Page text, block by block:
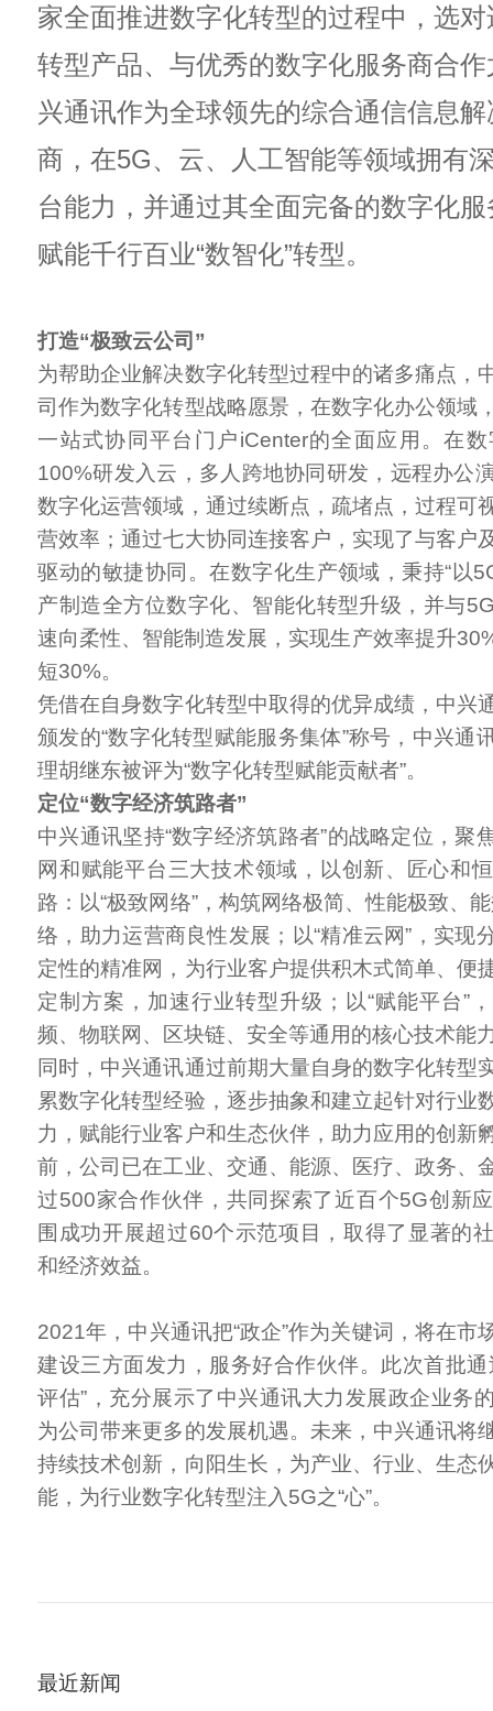
家全面推进数字化转型的过程中，选
转型产品、与优秀的数字化服务商合
兴通讯作为全球领先的综合通信信息
商，在5G、云、人工智能等领域拥有
台能力，并通过其全面完备的数字化
赋能千行百业“数智化”转型。
打造“极致云公司”
为帮助企业解决数字化转型过程中的诸多痛点，
司作为数字化转型战略愿景，在数字化办公领域
一站式协同平台门户iCenter的全面应用。在
100%研发入云，多人跨地协同研发，远程办公
数字化运营领域，通过续断点，疏堵点，过程可
营效率；通过七大协同连接客户，实现了与客户
驱动的敏捷协同。在数字化生产领域，秉持“以
产制造全方位数字化、智能化转型升级，并与
速向柔性、智能制造发展，实现生产效率提升
短30%。
凭借在自身数字化转型中取得的优异成绩，中兴
颁发的“数字化转型赋能服务集体”称号，中兴通
理胡继东被评为“数字化转型赋能贡献者”。
定位“数字经济筑路者”
中兴通讯坚持“数字经济筑路者”的战略定位，聚
网和赋能平台三大技术领域，以创新、匠心和
路：以“极致网络”，构筑网络极简、性能极致、
络，助力运营商良性发展；以“精准云网”，实现
定性的精准网，为行业客户提供积木式简单、便
定制方案，加速行业转型升级；以“赋能平台”
频、物联网、区块链、安全等通用的核心技术能
同时，中兴通讯通过前期大量自身的数字化转型
累数字化转型经验，逐步抽象和建立起针对行业
力，赋能行业客户和生态伙伴，助力应用的创新
前，公司已在工业、交通、能源、医疗、政务、
过500家合作伙伴，共同探索了近百个5G创新
围成功开展超过60个示范项目，取得了显著的
和经济效益。
2021年，中兴通讯把“政企”作为关键词，将在市
建设三方面发力，服务好合作伙伴。此次首批通
评估”，充分展示了中兴通讯大力发展政企业务
为公司带来更多的发展机遇。未来，中兴通讯将
持续技术创新，向阳生长，为产业、行业、生态
能，为行业数字化转型注入5G之“心”。
最近新闻